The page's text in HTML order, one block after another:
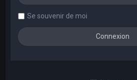
Se souvenir de moi